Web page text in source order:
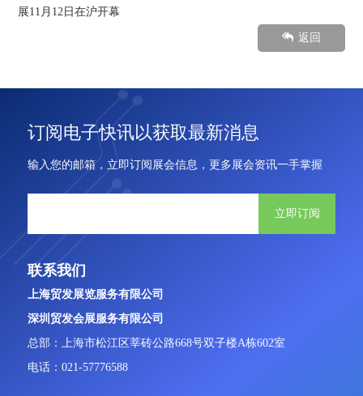
展11月12日在沪开幕
返回
订阅电子快讯以获取最新消息
输入您的邮箱，立即订阅展会信息，更多展会资讯一手掌握
立即订阅
联系我们
上海贸发展览服务有限公司
深圳贸发会展服务有限公司
总部：上海市松江区莘砖公路668号双子楼A栋602室
电话：021-57776588